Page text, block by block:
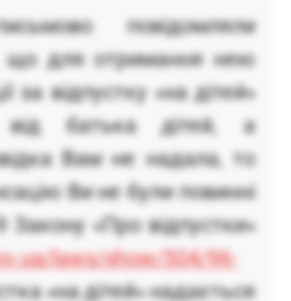
повідомляли
що для отримання нею
за відпустку «на дітей»
від батька дітей, а
Вам не надала, то
Ви не були повинні
Закону «Про відпустки»
laws/show/504/96-
«на дітей» надається